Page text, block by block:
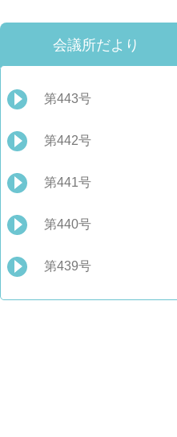
会議所だより
第443号
第442号
第441号
第440号
第439号